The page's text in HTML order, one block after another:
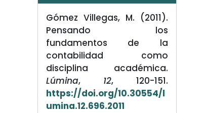
Gómez Villegas, M. (2011).
Pensando los
fundamentos de la
contabilidad como
disciplina académica.
Lúmina, 12, 120-151.
https://doi.org/10.30554/l
umina.12.696.2011